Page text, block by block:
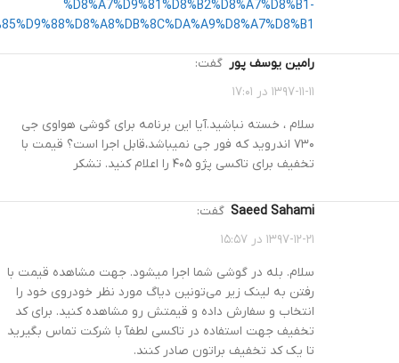
%D8%A7%D9%81%D8%B2%D8%A7%D8%B1-
رامین یوسف پور گفت:
۱۳۹۷-۱۱-۱۱ در ۱۷:۰۱
سلام ، خسته نباشید.آیا این برنامه برای گوشی هواوی جی
۷۳۰ اندروید که فور جی نمیباشد،قابل اجرا است؟ قیمت با
تخفیف برای تاکسی پژو ۴۰۵ را اعلام کنید. تشکر
Saeed Sahami
گفت:
۱۳۹۷-۱۲-۲۱ در ۱۵:۵۷
سلام. بله در گوشی شما اجرا میشود. جهت مشاهده قیمت با
رفتن به لینک زیر می‌تونین دیاگ مورد نظر خودروی خود را
انتخاب و سفارش داده و قیمتش رو مشاهده کنید. برای کد
تخفیف جهت استفاده در تاکسی لطفآ با شرکت تماس بگیرید
تا یک کد تخفیف براتون صادر کنند.